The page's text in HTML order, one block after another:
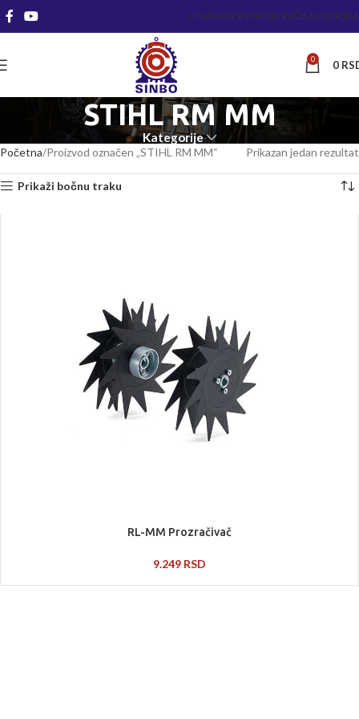
O NAMASERVISKORISNIČKA PODRŠKA
0 0
STIHL RM MM
Kategorije
Početna Proizvod označen „STIHL RM MM“ Prikazan jedan rezultat
Prikaži bočnu traku
RL-MM Prozračivač
9.249 RSD